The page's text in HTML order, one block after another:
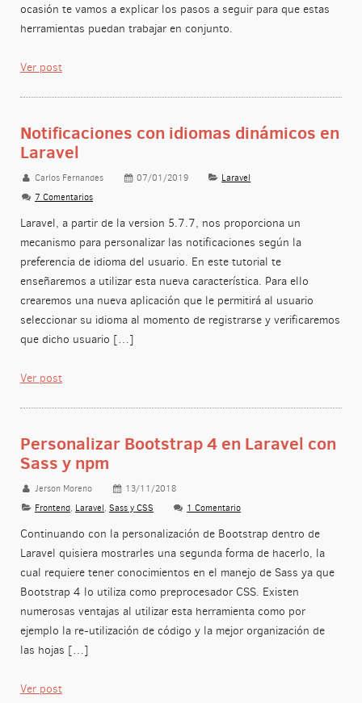
ocasión te vamos a explicar los pasos a seguir para que estas
herramientas puedan trabajar en conjunto.
Ver post
Notificaciones con idiomas dinámicos en
Laravel
Carlos Fernandes 07/01/2019
Laravel
7 Comentarios
Laravel, a partir de la version 5.7.7, nos proporciona un
mecanismo para personalizar las notificaciones según la
preferencia de idioma del usuario. En este tutorial te
enseñaremos a utilizar esta nueva característica. Para ello
crearemos una nueva aplicación que le permitirá al usuario
seleccionar su idioma al momento de registrarse y verificaremos
que dicho usuario […]
Ver post
Personalizar Bootstrap 4 en Laravel con
Sass y npm
Jerson Moreno
13/11/2018
Frontend, Laravel,Sass y CSS 1 Comentario
Continuando con la personalización de Bootstrap dentro de
Laravel quisiera mostrarles una segunda forma de hacerlo, la
cual requiere tener conocimientos en el manejo de Sass ya que
Bootstrap 4 lo utiliza como preprocesador CSS. Existen
numerosas ventajas al utilizar esta herramienta como por
ejemplo la re-utilización de código y la mejor organización de
las hojas […]
Ver post